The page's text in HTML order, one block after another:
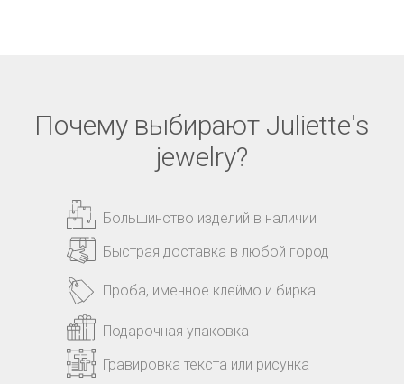
Почему выбирают Juliette's
jewelry?
Большинство изделий в наличии
Быстрая доставка в любой город
Подарочная упаковка
Гравировка текста или рисунка
Проба, именное клеймо и бирка